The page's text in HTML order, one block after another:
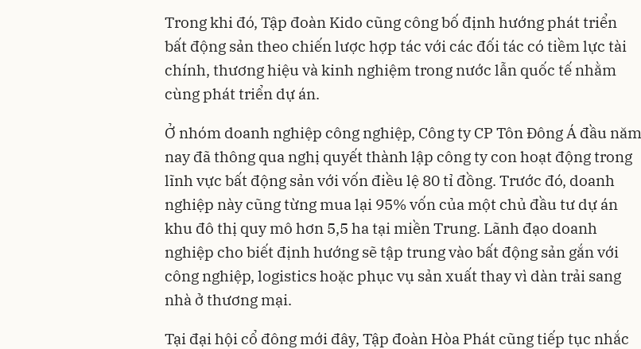
Trong khi đó, Tập đoàn Kido cũng công bố định hướng phát triển
bất động sản theo chiến lược hợp tác với các đối tác có tiềm lực tài
chính, thương hiệu và kinh nghiệm trong nước lẫn quốc tế nhằm
cùng phát triển dự án.
Ở nhóm doanh nghiệp công nghiệp, Công ty CP Tôn Đông Á đầu năm
nay đã thông qua nghị quyết thành lập công ty con hoạt động trong
lĩnh vực bất động sản với vốn điều lệ 80 tỉ đồng. Trước đó, doanh
nghiệp này cũng từng mua lại 95% vốn của một chủ đầu tư dự án
khu đô thị quy mô hơn 5,5 ha tại miền Trung. Lãnh đạo doanh
nghiệp cho biết định hướng sẽ tập trung vào bất động sản gắn với
công nghiệp, logistics hoặc phục vụ sản xuất thay vì dàn trải sang
nhà ở thương mại.
Tại đại hội cổ đông mới đây, Tập đoàn Hòa Phát cũng tiếp tục nhắc